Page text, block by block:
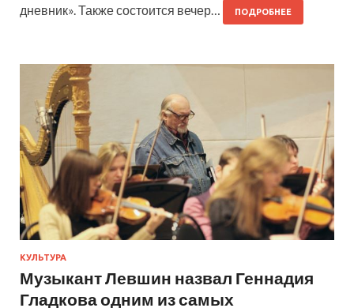
дневник». Также состоится вечер…
ПОДРОБНЕЕ
КУЛЬТУРА
Музыкант Левшин назвал Геннадия
Гладкова одним из самых